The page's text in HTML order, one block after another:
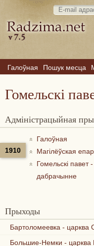
Галоўная Пошук месца
Гомельскі
Адміністрацыйная
1910
Галоўная
Магілёўская
Гомельскі павет
дабрачынне
Прыходы
Бартоломеевка - царква
Большие-Немки - царква